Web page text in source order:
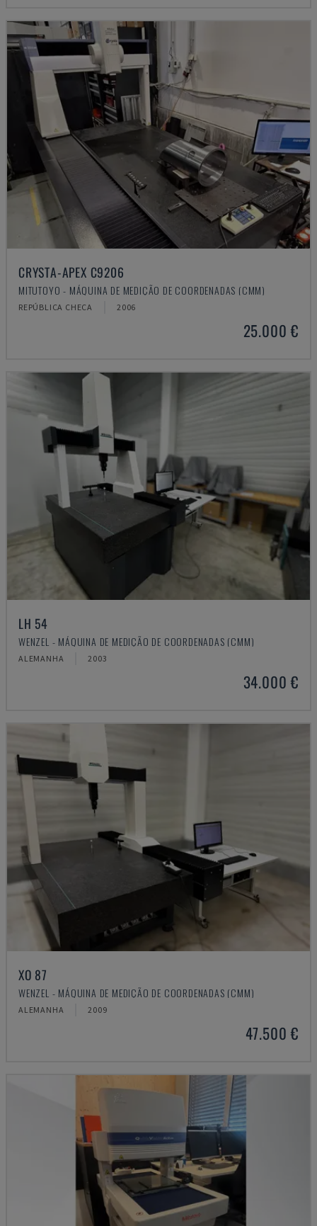
CRYSTA-APEX C9206
MITUTOYO - MÁQUINA DE MEDIÇÃO DE COORDENADAS (CMM)
REPÚBLICA CHECA 2006
25.000 €
LH 54
WENZEL - MÁQUINA DE MEDIÇÃO DE COORDENADAS (CMM)
ALEMANHA 2003
34.000 €
XO 87
WENZEL - MÁQUINA DE MEDIÇÃO DE COORDENADAS (CMM)
ALEMANHA 2009
47.500 €